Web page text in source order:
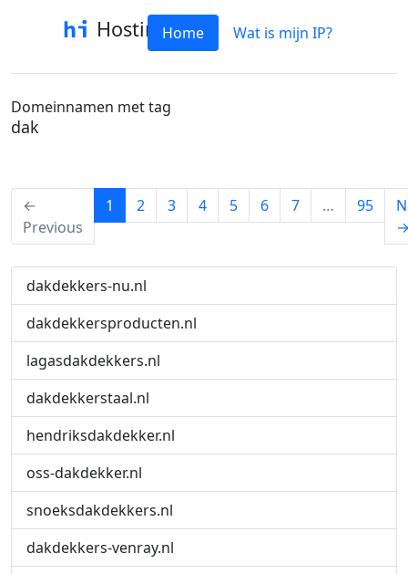
HostinfoHome Wat is mijn IP?
Domeinnamen met tag
dak
←
Previous
1 (current)
2 3 4 5 6 7 … 95
dakdekkers-nu.nl
dakdekkersproducten.nl
lagasdakdekkers.nl
dakdekkerstaal.nl
hendriksdakdekker.nl
oss-dakdekker.nl
snoeksdakdekkers.nl
dakdekkers-venray.nl